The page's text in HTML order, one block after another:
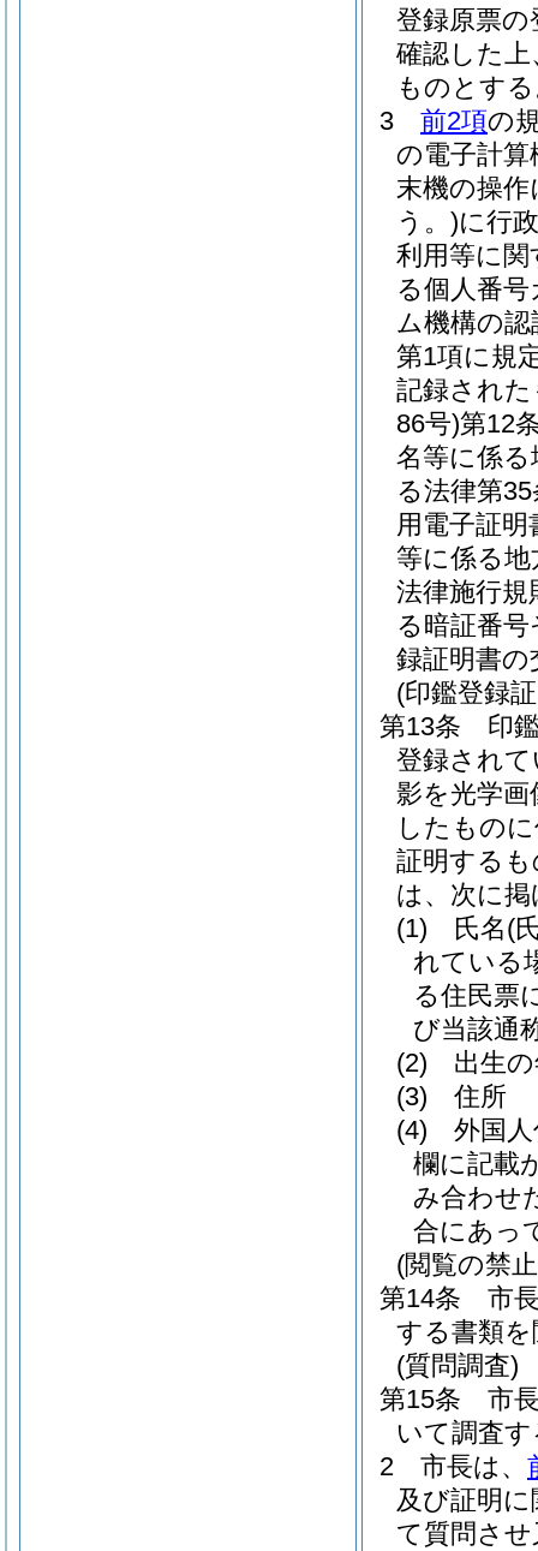
登録原票
確認した
ものとす
3
前2項の
の電子計
末機の操
う。)に行
利用等に関
る個人番
ム機構の
第1項に規
記録され
86号)第12
名等に係
る法律第
用電子証
等に係る
法律施行規
る暗証番
録証明書
(印鑑登録
第13条
印
登録され
影を光学
したもの
証明する
は、次に
(1)
氏名(
れている
る住民票
び当該通
(2)
出生
(3)
住所
(4)
外国
欄に記載
み合わせ
合にあっ
(閲覧の禁
第14条
市
する書類
(質問調査)
第15条
市
いて調査
2
市長は、
及び証明
て質問さ